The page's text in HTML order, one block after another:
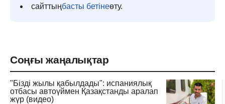
сайттыңбасты бетінеөту.
Соңғы жаңалықтар
"Бізді жылы қабылдады": испаниялық
отбасы автоүймен Қазақстанды аралап
жүр (видео)